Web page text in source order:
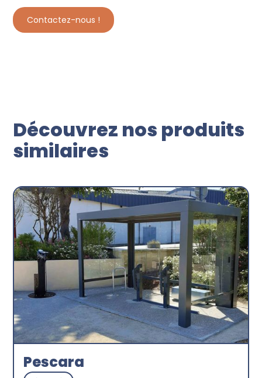
Contactez-nous !
Découvrez nos produits
similaires
Pescara